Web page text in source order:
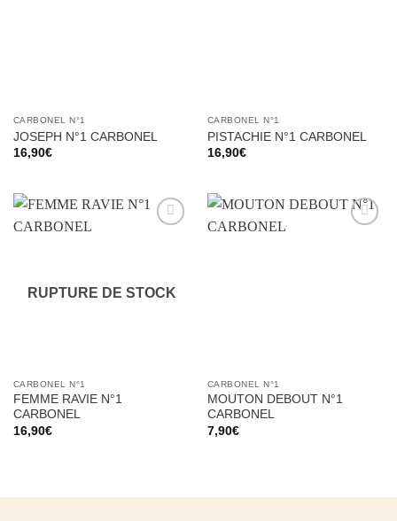
CARBONEL N°1
JOSEPH N°1 CARBONEL
16,90€
CARBONEL N°1
PISTACHIE N°1 CARBONEL
16,90€
RUPTURE DE STOCK
CARBONEL N°1
FEMME RAVIE N°1
CARBONEL
16,90€
CARBONEL N°1
MOUTON DEBOUT N°1
CARBONEL
7,90€